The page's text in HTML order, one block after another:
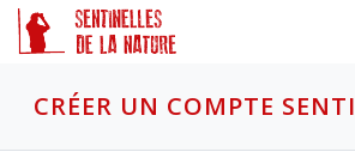
CRÉER UN COMPTE
Panneau de gestion des cookies